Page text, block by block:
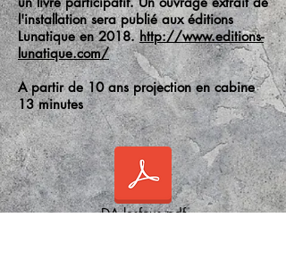
l'installation sera publié aux éditions
Lunatique en 2018.http://www.editions-
lunatique.com/
A partir de 10 ans projection en cabine
13 minutes
DA lesfous.pdf